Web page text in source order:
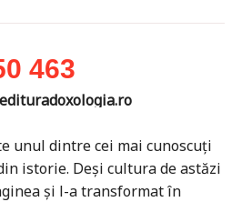
463
unul dintre cei mai cunoscuţi
istorie. Deşi cultura de astăzi
şi l-a transformat în